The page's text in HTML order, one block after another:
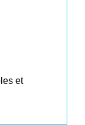
et